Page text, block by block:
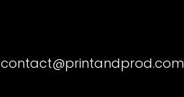
contact@printandprod.com